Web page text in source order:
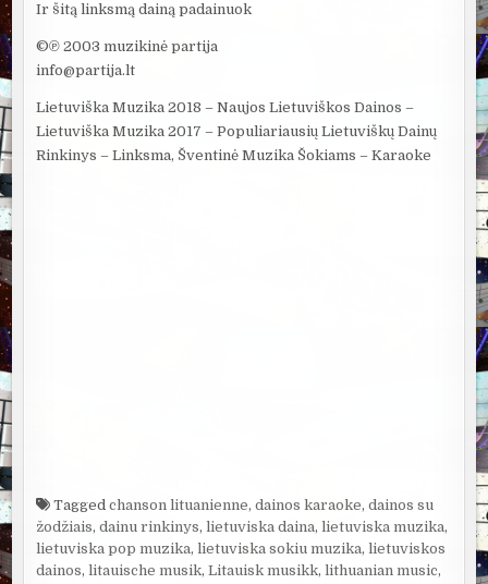
Ir šitą linksmą dainą padainuok
©℗ 2003 muzikinė partija
info@partija.lt
Lietuviška Muzika 2018 – Naujos Lietuviškos Dainos –
Lietuviška Muzika 2017 – Populiariausių Lietuviškų Dainų
Rinkinys – Linksma, Šventinė Muzika Šokiams – Karaoke
Taggedchanson lituanienne,dainos karaoke,dainos su
žodžiais,dainu rinkinys,lietuviska daina,lietuviska muzika,
lietuviska pop muzika,lietuviska sokiu muzika,lietuviskos
dainos,litauische musik,Litauisk musikk,lithuanian music,